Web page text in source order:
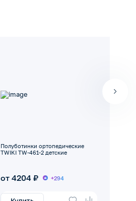
Полуботинки ортопедические
TWIKI TW-461-2 детские
от 4204 ₽ +294